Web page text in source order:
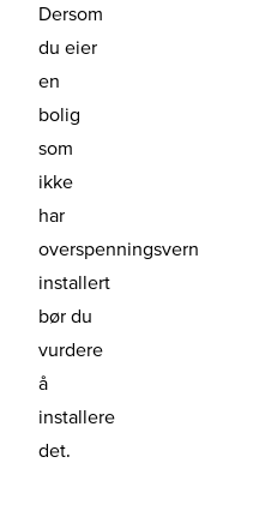
Dersom
du eier
en
bolig
som
ikke
har
overspenningsvern
installert
bør du
vurdere
å
installere
det.